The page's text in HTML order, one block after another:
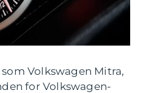
Volkswagen Mitra,
for Volkswagen-